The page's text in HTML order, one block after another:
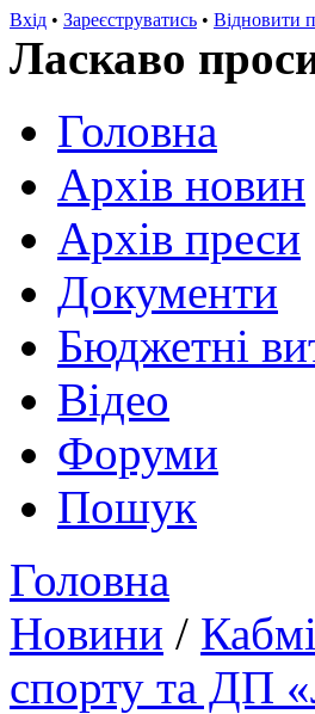
Вхід • Зареєструватись • Відновити
Ласкаво
Головна
Архів новин
Архів преси
Документи
Бюджетні
Відео
Форуми
Пошук
Головна
Новини /
спорту та ДП